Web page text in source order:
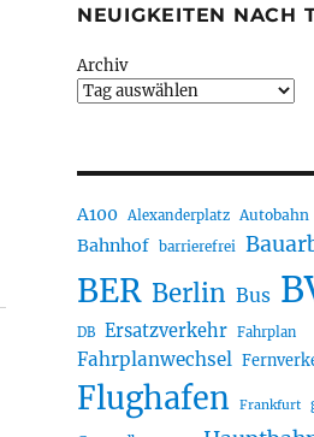
NEUIGKEITEN NACH
Archiv
A100 Alexanderplatz Autobahn
Bahnhof barrierefrei
BER Berlin Bus
DB Ersatzverkehr Fahrplan
Fahrplanwechsel
Flughafen Frankfurt